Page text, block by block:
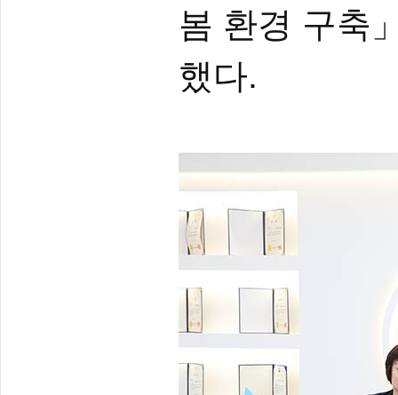
봄 환경 구축
했다.